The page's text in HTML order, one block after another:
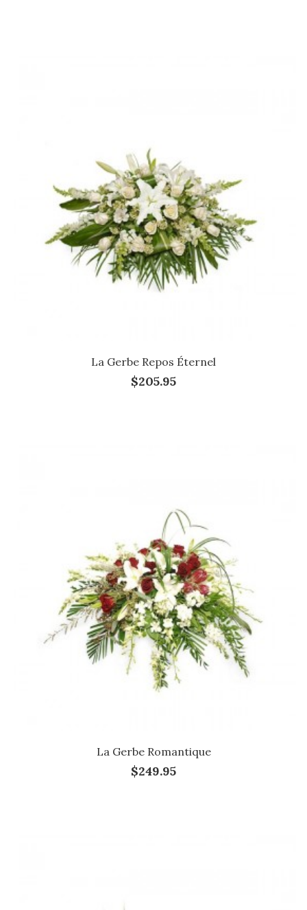
La Gerbe Repos Éternel
$205.95
La Gerbe Romantique
$249.95